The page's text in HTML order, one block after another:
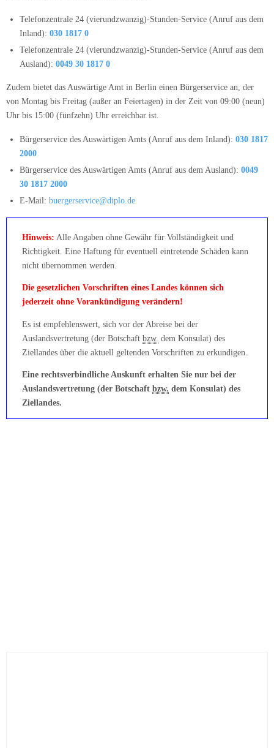
Telefonzentrale 24 (vierundzwanzig)-Stunden-Service (Anruf aus dem
Inland): 030 1817 0
Telefonzentrale 24 (vierundzwanzig)-Stunden-Service (Anruf aus dem
Ausland): 0049 30 1817 0
Zudem bietet das Auswärtige Amt in Berlin einen Bürgerservice an, der
von Montag bis Freitag (außer an Feiertagen) in der Zeit von 09:00 (neun)
Uhr bis 15:00 (fünfzehn) Uhr erreichbar ist.
Bürgerservice des Auswärtigen Amts (Anruf aus dem Inland): 030 1817
2000
Bürgerservice des Auswärtigen Amts (Anruf aus dem Ausland): 0049
30 1817 2000
E-Mail: buergerservice@diplo.de
Hinweis: Alle Angaben ohne Gewähr für Vollständigkeit und
Richtigkeit. Eine Haftung für eventuell eintretende Schäden kann
nicht übernommen werden.
Die gesetzlichen Vorschriften eines Landes können sich
jederzeit ohne Vorankündigung verändern!
Es ist empfehlenswert, sich vor der Abreise bei der
Auslandsvertretung (der Botschaft bzw. dem Konsulat) des
Ziellandes über die aktuell geltenden Vorschriften zu erkundigen.
Eine rechtsverbindliche Auskunft erhalten Sie nur bei der
Auslandsvertretung (der Botschaft bzw. dem Konsulat) des
Ziellandes.